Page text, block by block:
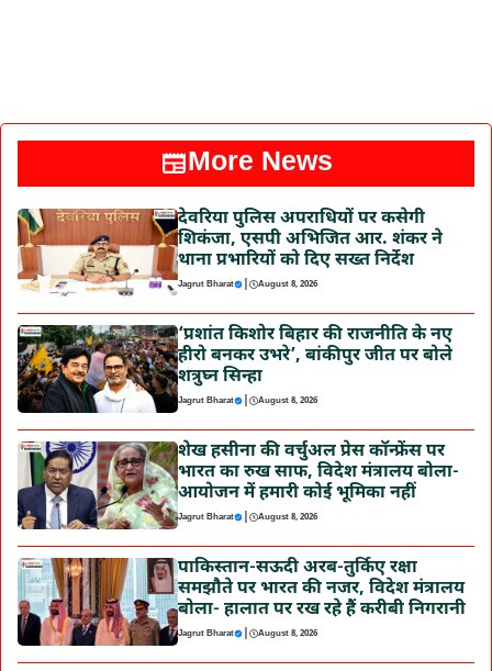
More News
देवरिया पुलिस अपराधियों पर कसेगी
शिकंजा, एसपी अभिजित आर. शंकर ने
थाना प्रभारियों को दिए सख्त निर्देश
Jagrut Bharat | August 8, 2026
‘प्रशांत किशोर बिहार की राजनीति के नए
हीरो बनकर उभरे’, बांकीपुर जीत पर बोले
शत्रुघ्न सिन्हा
Jagrut Bharat | August 8, 2026
शेख हसीना की वर्चुअल प्रेस कॉन्फ्रेंस पर
भारत का रुख साफ, विदेश मंत्रालय बोला-
आयोजन में हमारी कोई भूमिका नहीं
Jagrut Bharat | August 8, 2026
पाकिस्तान-सऊदी अरब-तुर्किए रक्षा
समझौते पर भारत की नजर, विदेश मंत्रालय
बोला- हालात पर रख रहे हैं करीबी निगरानी
Jagrut Bharat | August 8, 2026